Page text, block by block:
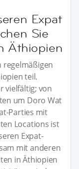
Expat
Sie
Äthiopien
regelmäßigen
teil.
vielfältig; von
um Doro Wat
Parties mit
Locations ist
Expat-
mit anderen
in Äthiopien